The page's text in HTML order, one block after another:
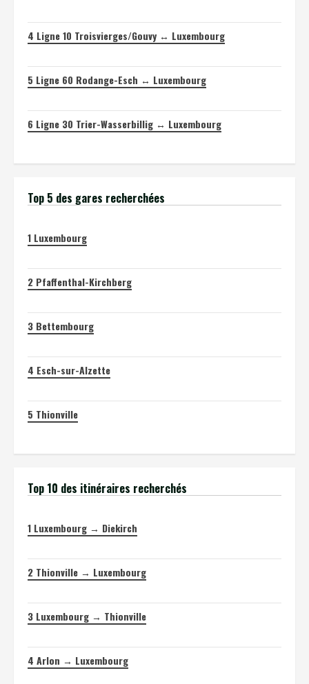
4 Ligne 10 Troisvierges/Gouvy ↔ Luxembourg
5 Ligne 60 Rodange-Esch ↔ Luxembourg
6 Ligne 30 Trier-Wasserbillig ↔ Luxembourg
Top 5 des gares recherchées
1 Luxembourg
2 Pfaffenthal-Kirchberg
3 Bettembourg
4 Esch-sur-Alzette
5 Thionville
Top 10 des itinéraires recherchés
1 Luxembourg → Diekirch
2 Thionville → Luxembourg
3 Luxembourg → Thionville
4 Arlon → Luxembourg